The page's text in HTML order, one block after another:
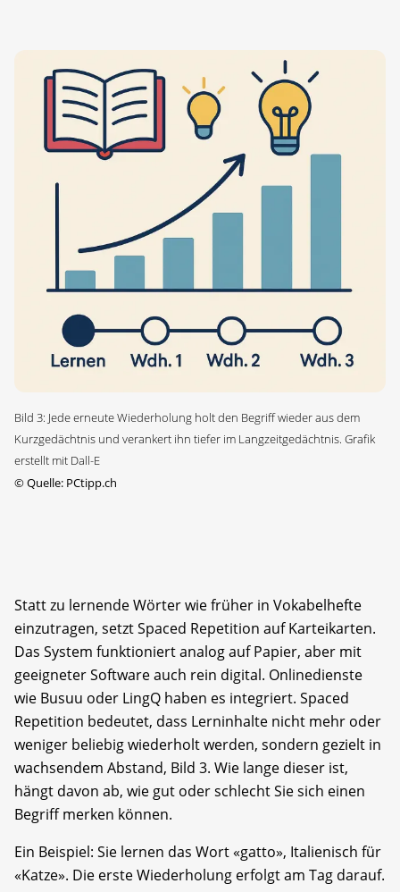
Bild 3: Jede erneute Wiederholung holt den Begriff wieder aus dem
Kurzgedächtnis und verankert ihn tiefer im Langzeitgedächtnis. Grafik
erstellt mit Dall-E
©Quelle: PCtipp.ch
Statt zu lernende Wörter wie früher in Vokabelhefte
einzutragen, setzt Spaced Repetition auf Karteikarten.
Das System funktioniert analog auf Papier, aber mit
geeigneter Software auch rein digital. Onlinedienste
wie Busuu oder LingQ haben es integriert. Spaced
Repetition bedeutet, dass Lerninhalte nicht mehr oder
weniger beliebig wiederholt werden, sondern gezielt in
wachsendem Abstand, Bild 3. Wie lange dieser ist,
hängt davon ab, wie gut oder schlecht Sie sich einen
Begriff merken können.
Ein Beispiel: Sie lernen das Wort «gatto», Italienisch für
«Katze». Die erste Wiederholung erfolgt am Tag darauf.